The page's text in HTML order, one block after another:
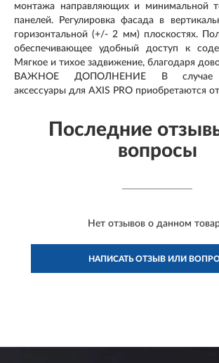
монтажа направляющих и минимальной
панелей. Регулировка фасада в
горизонтальной (+/- 2 мм) плоскостях.
обеспечивающее удобный доступ к
Мягкое и тихое задвижение, благодаря
ВАЖНОЕ ДОПОЛНЕНИЕ В случае
аксессуары для AXIS PRO приобретаются
Последние
вопросы
Нет отзывов о данном
НАПИСАТЬ ОТЗЫВ ИЛИ